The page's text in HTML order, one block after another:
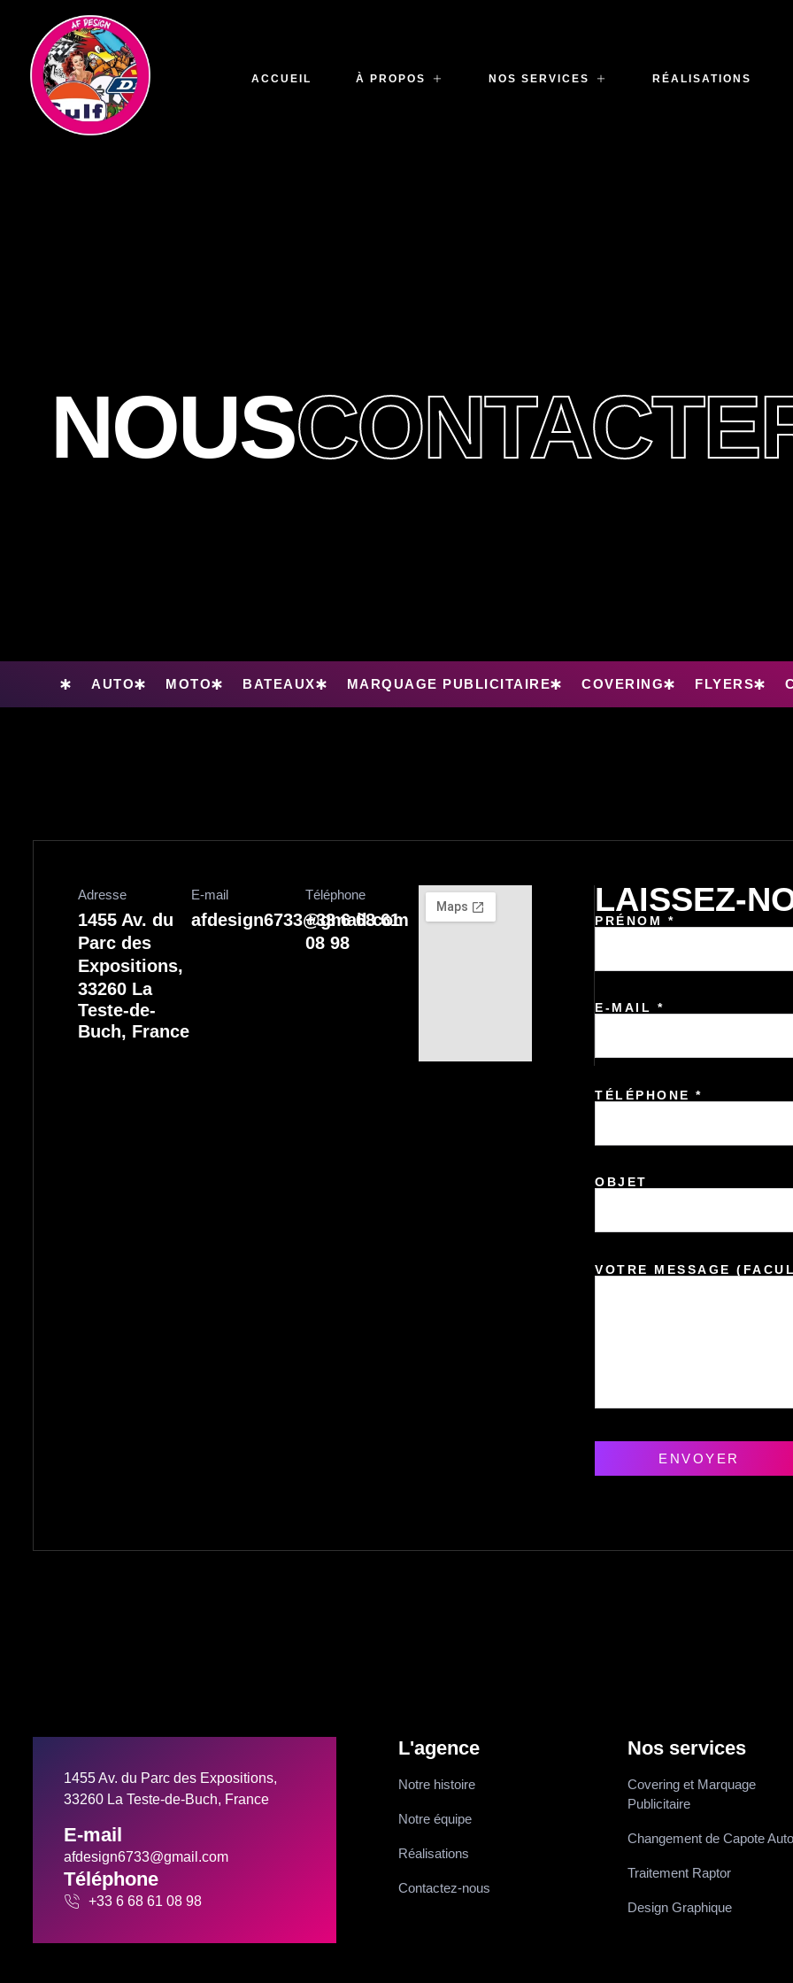
ACCUEIL À PROPOS NOS SERVICES RÉALISATIONS
NOUS
AUTO MOTO BATEAUX MARQUAGE PUBLICITAIRE COVERING FLYERS
LAISSEZ-
PRÉNOM *
E-MAIL *
TÉLÉPHONE *
OBJET
VOTRE MESSAGE
Adresse
1455 Av. du
Parc des
Expositions,
33260 La
Teste-de-
Buch, France
E-mail
afdesign6733@gmail.com
Téléphone
+33 6 68 61
08 98
1455 Av. du Parc des Expositions,
33260 La Teste-de-Buch, France
E-mail
afdesign6733@gmail.com
Téléphone
+33 6 68 61 08 98
L'agence
Notre histoire
Notre équipe
Réalisations
Contactez-nous
Nos services
Covering et Marquage
Publicitaire
Changement de Capote Auto
Traitement Raptor
Design Graphique